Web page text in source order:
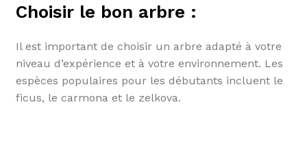
Choisir le bon arbre :
Il est important de choisir un arbre adapté à votre
niveau d’expérience et à votre environnement. Les
espèces populaires pour les débutants incluent le
ficus, le carmona et le zelkova.